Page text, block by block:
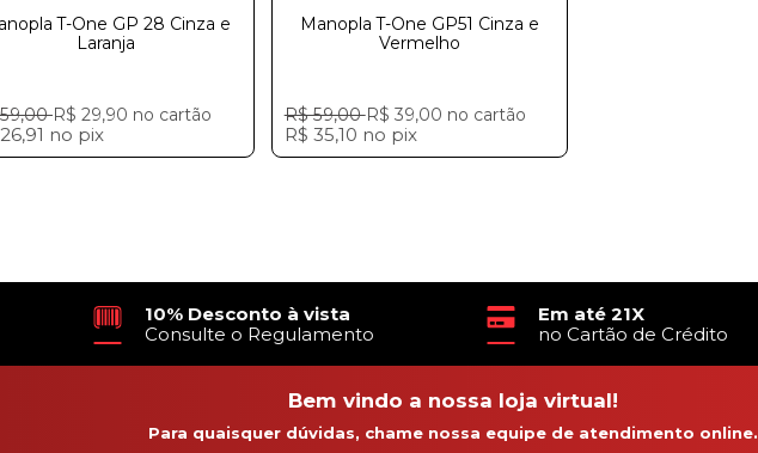
T-One GP 28 Cinza e
Laranja
R$ 29,90 no cartão
no pix
Manopla T-One GP51 Cinza e
Vermelho
R$ 59,00R$ 39,00 no cartão
R$ 35,10 no pix
10% Desconto à vista
Consulte o Regulamento
Em até 21X
no Cartão de Crédito
Bem vindo a nossa loja virtual!
Para quaisquer dúvidas, chame nossa equipe de atendimento online.